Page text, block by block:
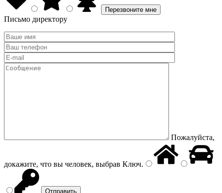
Письмо директору
Пожалуйста,
докажите, что вы человек, выбрав Ключ.